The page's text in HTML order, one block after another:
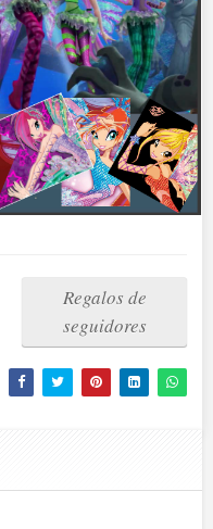
Regalos de
seguidores